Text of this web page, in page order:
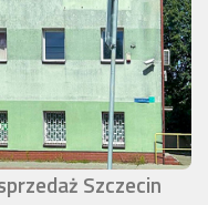
Szczecin